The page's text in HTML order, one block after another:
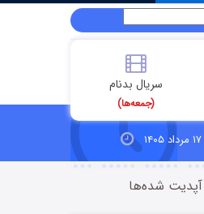
سریال بدنام
(جمعه‌ها)
آپدیت شده‌ها